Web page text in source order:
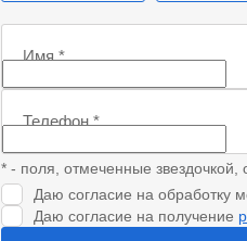
Имя*
Телефон*
* - поля, отмеченные звездочкой,
Даю согласие на обработку
Даю согласие на получение